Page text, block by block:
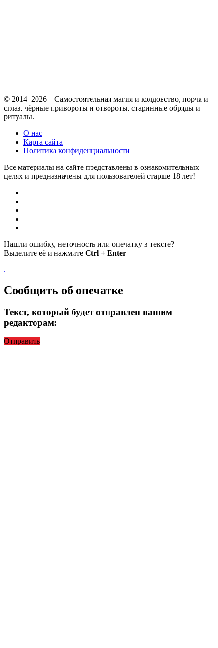
© 2014–2026 – Самостоятельная магия и колдовство, порча и
сглаз, чёрные привороты и отвороты, старинные обряды и
ритуалы.
О нас
Карта сайта
Политика конфиденциальности
Все материалы на сайте представлены в ознакомительных
целях и предназначены для пользователей старше 18 лет!
Нашли ошибку, неточность или опечатку в тексте?
Выделите её и нажмите Ctrl + Enter
.
Сообщить об опечатке
Текст, который будет отправлен нашим
редакторам:
Отправить